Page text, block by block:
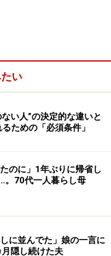
分からなかったし、
夫が言うには、人間
いと思いながら行っ
人間関係がいいとは
ど、夫の考え過ぎか
『もうちょっと考え
転職するのも大変だ
い
い人”の決定的な違いと
ための「必須条件」
のに」1年ぶりに帰省し
。70代一人暮らし母
に並んでた」娘の一言に
隠し続けた夫